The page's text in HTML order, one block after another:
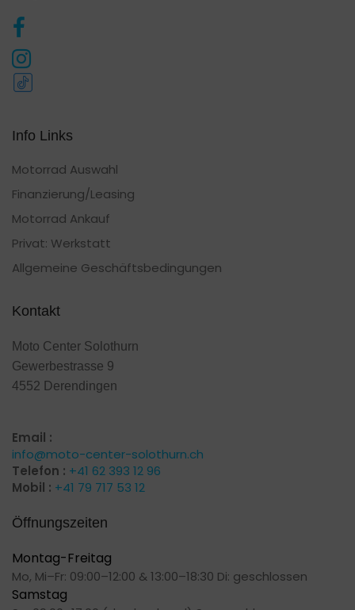
Info Links
Motorrad Auswahl
Finanzierung/Leasing
Motorrad Ankauf
Privat: Werkstatt
Allgemeine Geschäftsbedingungen
Kontakt
Moto Center Solothurn
Gewerbestrasse 9
4552 Derendingen
Email :
info@moto-center-solothurn.ch
Telefon : +41 62 393 12 96
Mobil : +41 79 717 53 12
Öffnungszeiten
Montag-Freitag
Mo, Mi–Fr: 09:00–12:00 & 13:00–18:30 Di: geschlossen
Samstag